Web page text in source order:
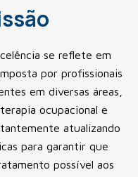
se reflete em
por profissionais
em diversas áreas,
ocupacional e
atualizando
para garantir que
possível aos